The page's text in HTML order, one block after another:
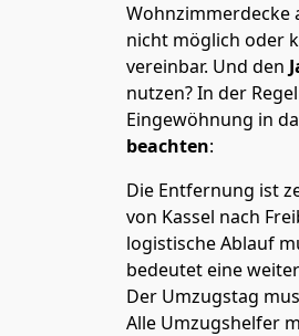
Wohnzimmerdecke
nicht möglich oder
vereinbar. Und den
nutzen? In der
Eingewöhnung in
beachten:
Die Entfernung ist
von Kassel nach
logistische Ablauf
bedeutet eine
Der Umzugstag
Alle Umzugshelfer